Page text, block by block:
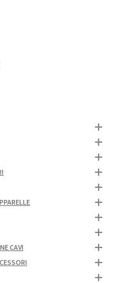
CAVI